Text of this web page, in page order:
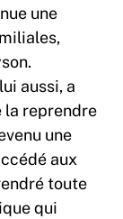
une
aussi, a
la reprendre
une
aux
toute
qui